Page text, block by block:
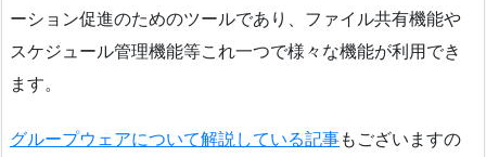
ーション促進のためのツールであり、ファイル共有機能や
スケジュール管理機能等これ一つで様々な機能が利用でき
ます。
グループウェアについて解説している記事もございますの